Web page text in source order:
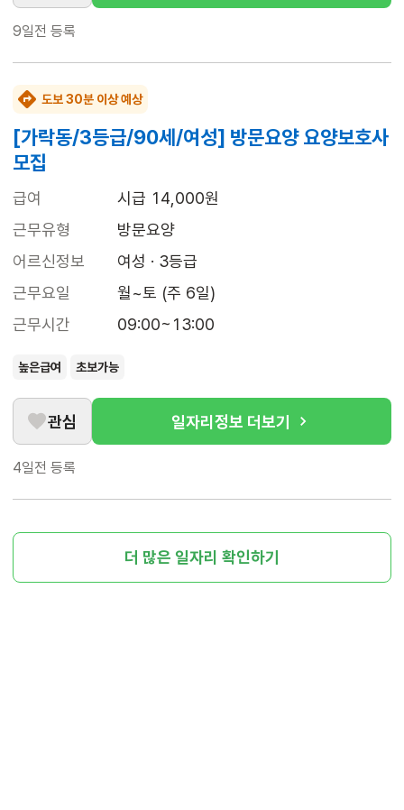
9일전 등록
도보 30분 이상 예상
[가락동/3등급/90세/여성] 방문요양 요양보호사
모집
급여
시급 14,000원
근무유형
방문요양
어르신정보
여성 · 3등급
근무요일
월~토 (주 6일)
근무시간
09:00~13:00
높은급여 초보가능
관심 일자리정보 더보기
4일전 등록
더 많은 일자리 확인하기